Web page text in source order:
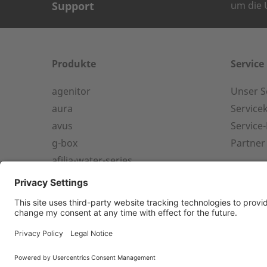
KONTAKT
Name des
Support
um die
24-h-Service ab 50 kW
Produkte
agenitor
aura
avus
g-box
afilia-water-series
afilia-air-series
Service
Unser